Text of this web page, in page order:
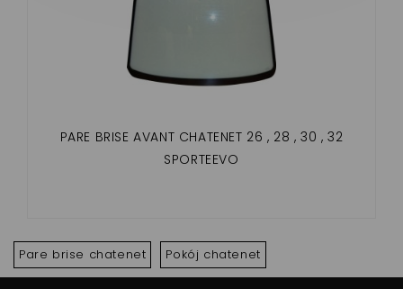
PARE BRISE AVANT CHATENET 26 , 28 , 30 , 32
SPORTEEVO
Pare brise chatenet Pokój chatenet